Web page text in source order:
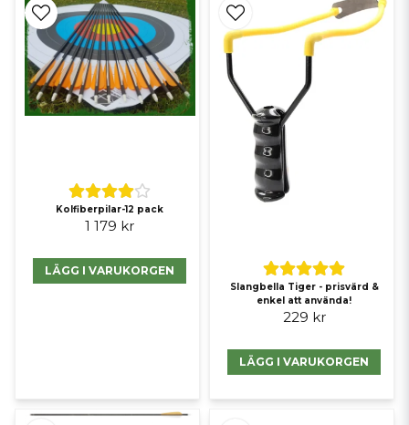
Kolfiberpilar-12 pack
1 179 kr
LÄGG I VARUKORGEN
Slangbella Tiger - prisvärd &
enkel att använda!
229 kr
LÄGG I VARUKORGEN